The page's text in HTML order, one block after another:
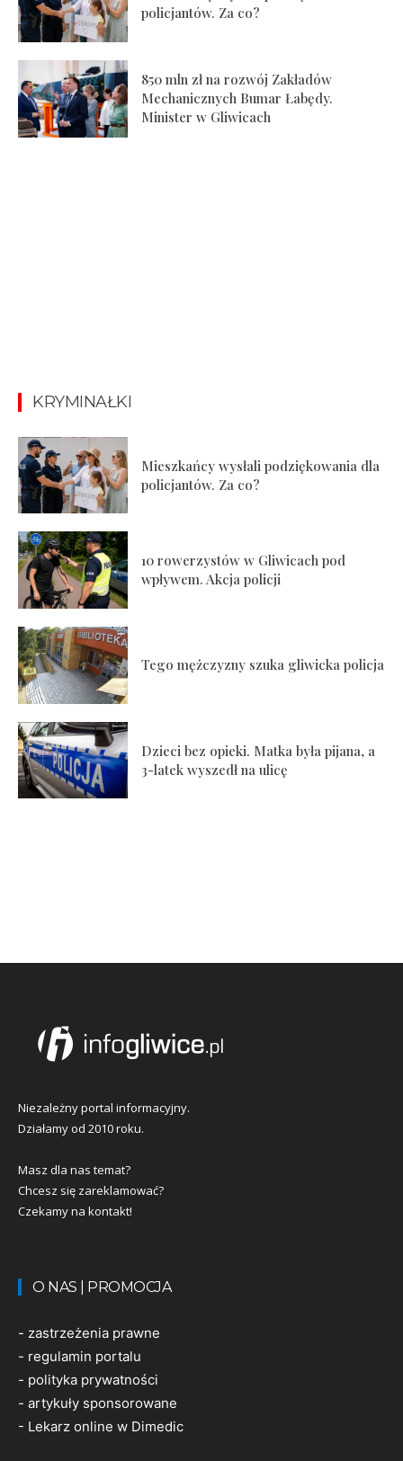
policjantów. Za co?
850 mln zł na rozwój Zakładów
Mechanicznych Bumar Łabędy.
Minister w Gliwicach
KRYMINAŁKI
Mieszkańcy wysłali podziękowania dla
policjantów. Za co?
10 rowerzystów w Gliwicach pod
wpływem. Akcja policji
Tego mężczyzny szuka gliwicka policja
Dzieci bez opieki. Matka była pijana, a
3-latek wyszedł na ulicę
Niezależny portal informacyjny.
Działamy od 2010 roku.
Masz dla nas temat?
Chcesz się zareklamować?
Czekamy na kontakt!
O NAS | PROMOCJA
- zastrzeżenia prawne
- regulamin portalu
- polityka prywatności
- artykuły sponsorowane
- Lekarz online w Dimedic